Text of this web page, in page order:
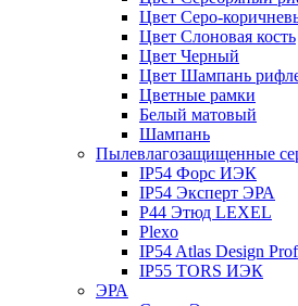
Цвет Серо-
Цвет Слоновая кость
Цвет Черный
Цвет Шампань
Цветные рамки
Белый матовый
Шампань
Пылевлагозащищенные
IP54 Форс ИЭК
IP54 Эксперт ЭРА
P44 Этюд LEXEL
Plexo
IP54 Atlas Design
IP55 TORS ИЭК
ЭРА